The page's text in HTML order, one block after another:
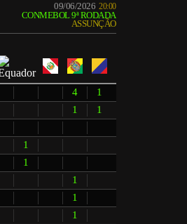
09/06/202620:00
CONMEBOL 9ª RODADA
ASSUNÇÃO
4 1
1 1
1
1
1
1
1